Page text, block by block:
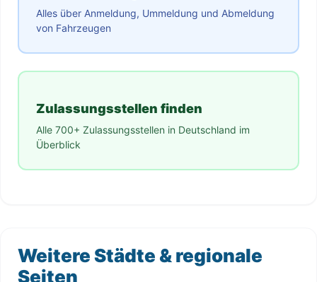
Alles über Anmeldung, Ummeldung und Abmeldung
von Fahrzeugen
Zulassungsstellen finden
Alle 700+ Zulassungsstellen in Deutschland im
Überblick
Weitere Städte & regionale
Seiten